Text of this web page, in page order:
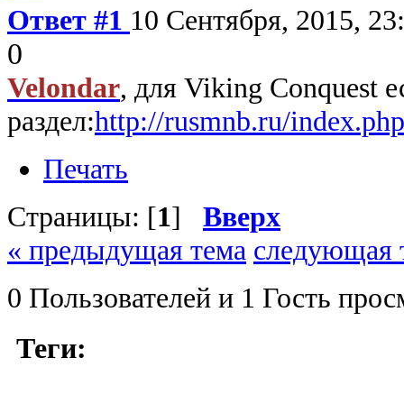
Ответ #1 10 Сентября, 2015,
0
Velondar, для Viking Conquest
раздел:http://rusmnb.ru/
Печать
Страницы: [1] Вверх
« предыдущая тема следующая
0 Пользователей и 1 Гость
Теги: